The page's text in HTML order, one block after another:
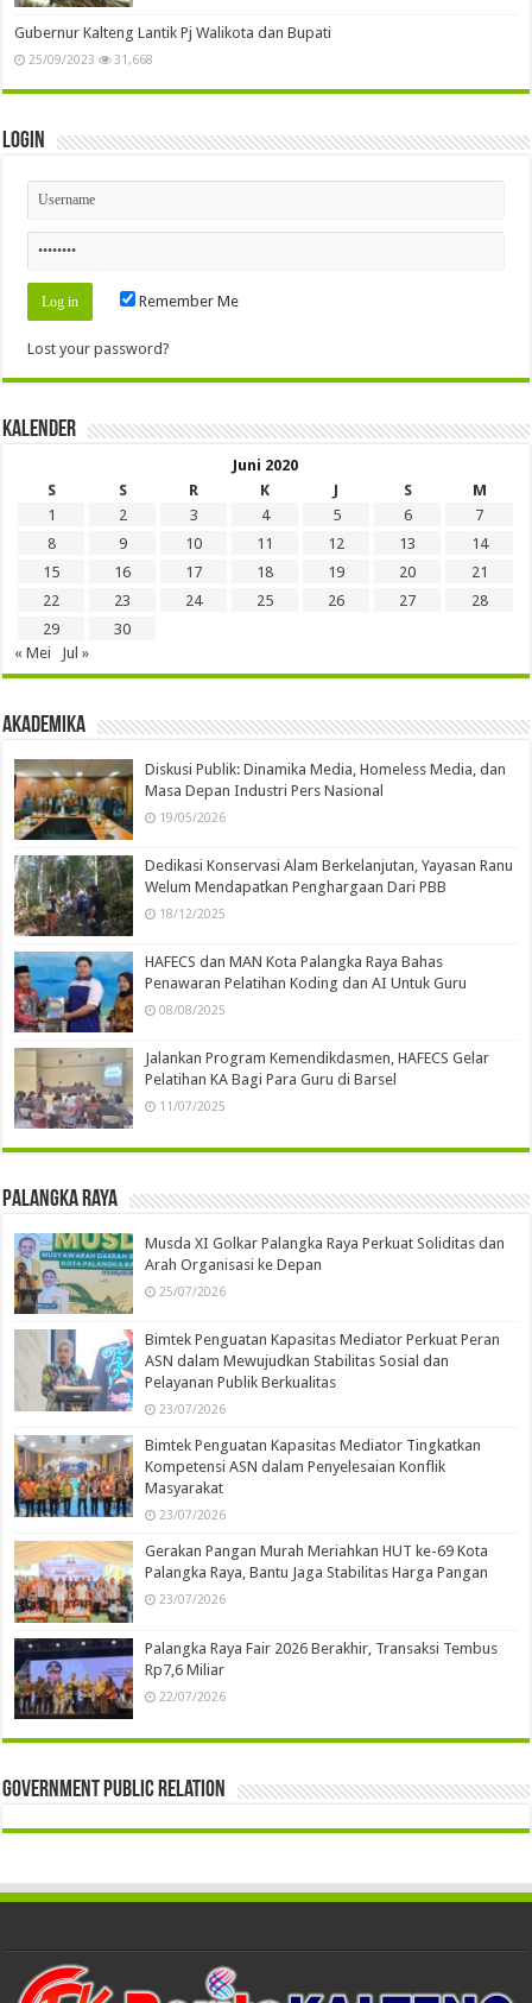
Gubernur Kalteng Lantik Pj Walikota dan Bupati
25/09/2023 31,668
Login
Remember Me
Lost your password?
Kalender
Juni 2020
S
S R K J S
M
1
2 3 4 5 6
7
8
9 10 11 12 13
14
15
16 17 18 19 20
21
22
23 24 25 26 27
28
29
30
« Mei
Jul »
Akademika
Diskusi Publik: Dinamika Media, Homeless Media, dan
Masa Depan Industri Pers Nasional
19/05/2026
Dedikasi Konservasi Alam Berkelanjutan, Yayasan Ranu
Welum Mendapatkan Penghargaan Dari PBB
18/12/2025
HAFECS dan MAN Kota Palangka Raya Bahas
Penawaran Pelatihan Koding dan AI Untuk Guru
08/08/2025
Jalankan Program Kemendikdasmen, HAFECS Gelar
Pelatihan KA Bagi Para Guru di Barsel
11/07/2025
Palangka Raya
Musda XI Golkar Palangka Raya Perkuat Soliditas dan
Arah Organisasi ke Depan
25/07/2026
Bimtek Penguatan Kapasitas Mediator Perkuat Peran
ASN dalam Mewujudkan Stabilitas Sosial dan
Pelayanan Publik Berkualitas
23/07/2026
Bimtek Penguatan Kapasitas Mediator Tingkatkan
Kompetensi ASN dalam Penyelesaian Konflik
Masyarakat
23/07/2026
Gerakan Pangan Murah Meriahkan HUT ke-69 Kota
Palangka Raya, Bantu Jaga Stabilitas Harga Pangan
23/07/2026
Palangka Raya Fair 2026 Berakhir, Transaksi Tembus
Rp7,6 Miliar
22/07/2026
Government Public Relation